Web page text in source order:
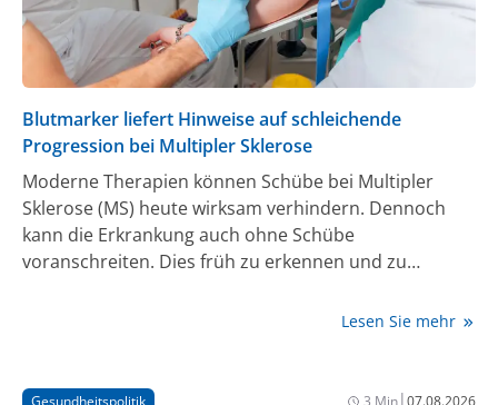
Blutmarker liefert Hinweise auf schleichende
Progression bei Multipler Sklerose
Moderne Therapien können Schübe bei Multipler
Sklerose (MS) heute wirksam verhindern. Dennoch
kann die Erkrankung auch ohne Schübe
voranschreiten. Dies früh zu erkennen und zu
Herausforderungen in der MS-Medizin. Forschende
möglicherweise auch der Behandlungserfolg
Lesen Sie mehr
Gesundheitspolitik 3 Min|07.08.2026